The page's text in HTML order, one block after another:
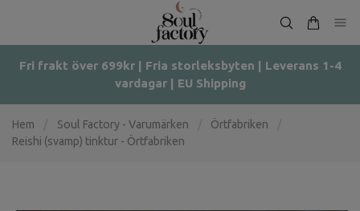
Fri frakt över 699kr | Fria storleksbyten | Leverans 1-4
vardagar | EU Shipping
Hem Soul Factory - Varumärken Örtfabriken
Reishi (svamp) tinktur - Örtfabriken